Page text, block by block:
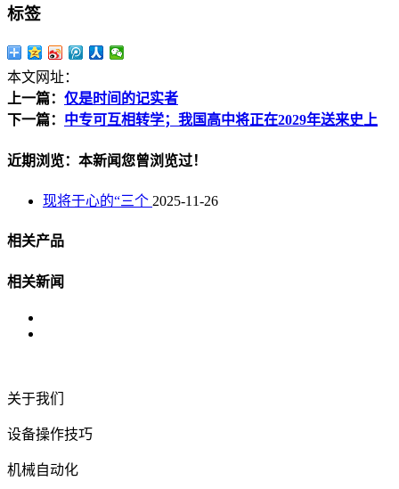
标签
本文网址：
上一篇： 仅是时间的记实者
下一篇： 中专可互相转学；我国高中将正在2029年送来史上
近期浏览：本新闻您曾浏览过！
现将于心的“三个 2025-11-26
相关产品
相关新闻
关于我们
设备操作技巧
机械自动化